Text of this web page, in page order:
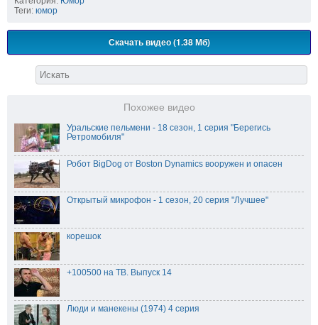
Теги: юмор
Скачать видео (1.38 Мб)
Похожее видео
Уральские пельмени - 18 сезон, 1 серия "Берегись
Ретромобиля"
Робот BigDog от Boston Dynamics вооружен и опасен
Открытый микрофон - 1 сезон, 20 серия "Лучшее"
корешок
+100500 на ТВ. Выпуск 14
Люди и манекены (1974) 4 серия